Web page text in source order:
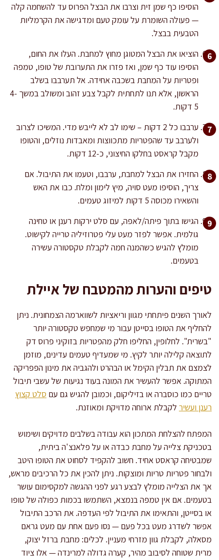
הוסיפו כף שמן זית וצרבו את הבצל הפרוס עד להשחמה קלה
— פעולה השומרת על עומק טעם ומדגישה את הקרמליות
הטבעית בבצל.
הוציאו את הבצל המטוגן מחוץ למחבת. העלו את החום,
הוסיפו עוד כף שמן, ואז פזרו את התערובת של טופו, טמפה
ופטריות על המחבת בשכבה אחידה. אל תערבבו בשלב
הראשון, אלא תנו לתחתית לקבל צבע זהוב ומשולב במשך 4-
5 דקות.
ערבבו כל 2 דקות – שימו לב לא לייבש מדי. המשיכו לצרוב
ולערבב עד שהפטריות מתכווצות ומאבדות נוזלים, והטופו
מקבל קראסט בחלקו החיצוני, כ-12 דקות.
החזירו את הבצל למחבת, ערבבו, וטעמו את התיבול. אם
צריך, הוסיפו מעט סויה, מיץ לימון ומלח. כבו את האש
והשאירו מכוסה 5 דקות למיזוג טעמים.
הגישו בתוך פיתה/לאפה, עם סלט ירקות רענן או טחינה
גולמית. אפשר לפזר מעט עלי פטרוזיליה טרייה לקישוט.
מומלץ להגיש כשהמנה חמה לקבלת טקסטורה עשירה
בטעמים.
טיפים והערות מהמטבח של איילת
לאורך השנים פיתחתי מגוון וריאציות לשווארמה הצמחונית. ניתן
להחליף את הטופו בסייטן עבור מי שמחפש טקסטורה יותר
"בשרית". לחלופין, החליפו חלק מהפטריות בזוקיני פרוס דק
לתוצאה קלילה יותר לקיץ. מי שמעדיף טעמים עדינים, מוזמן
לצמצם את תבלין הקימל או הבהרט ולהגביה את מינון הפפריקה
המתוקה. אפשר להעשיר את המונה בעוד נגיעות של עשבי תיבול
טריים כמו כוסברה או בזיליקום, וכמובן להגיש גם עם סלט קצוץ
רענן ועשיר לקבלת ארוחה מדויקת ומאוזנת.
המפתח להצלחת המתכון הוא עבודה בשלבים מדויקים ושימוש
בטכניקת צלייה על מחבת כבדה או על פלאנצ'ה ביתית,
שמבטיחה קראסט אחיד. חשוב להקפיד לסחוט את הטופו היטב
ולבחור פטריות טריות ומוצקות. ניתן להכין את כל הרכיבים מראש,
אך את הצלייה מומלץ לבצע רגע לפני ההגשה למקסימום עושר
בטעמים. אם אין טמפה בנמצא, השתמשו בכמות כפולה של טופו
או בסייטן, והתאימו את התיבול לפי העדפה. את הרכב התיבול
אפשר לשדרג מעט בכל פעם — נסו פעם אחת עם מעט גראם
מסאלה, לקבלת גוון מזרחי מעניין. לכלים: מחבת ברזל יצוק,
מרית שטוחה לסיבוב מהיר, קערה גדולה למרינדה — אלו ציוד